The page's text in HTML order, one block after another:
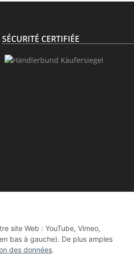
site Web : YouTube, Vimeo,
bas à gauche). De plus amples
des données.
SÉCURITÉ CERTIFIÉE